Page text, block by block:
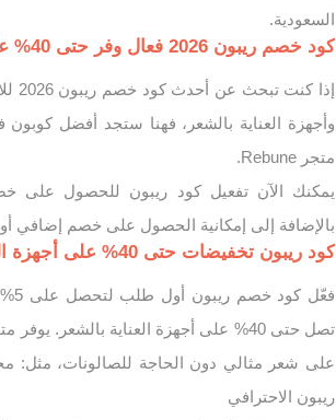
السعودية.
كود خصم ريبون 2026 فعال وفر حتى 40% على أجهزة ريبون الأصلية
وأجهزة العناية بالشعر، فهنا ستجد أفضل
متجر Rebune.
بالإضافة إلى إمكانية الحصول على خصم
كود ريبون تخفيضات حتى 40% على أجهزة العناية بالشعر
تصل حتى 40% على أجهزة العناية
على شعر مثالي دون الحاجة للصالونات، مثل:
ريبون الاحترافي